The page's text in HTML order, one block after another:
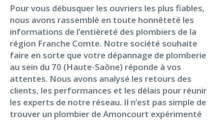
Pour vous débusquer les ouvriers les plus fiables,
nous avons rassemblé en toute honnêteté les
informations de l’entièreté des plombiers de la
région Franche Comte. Notre société souhaite
faire en sorte que votre dépannage de plomberie
au sein du 70 (Haute-Saône) réponde à vos
attentes. Nous avons analysé les retours des
clients, les performances et les délais pour réunir
les experts de notre réseau. Il n’est pas simple de
trouver un plombier de Amoncourt expérimenté